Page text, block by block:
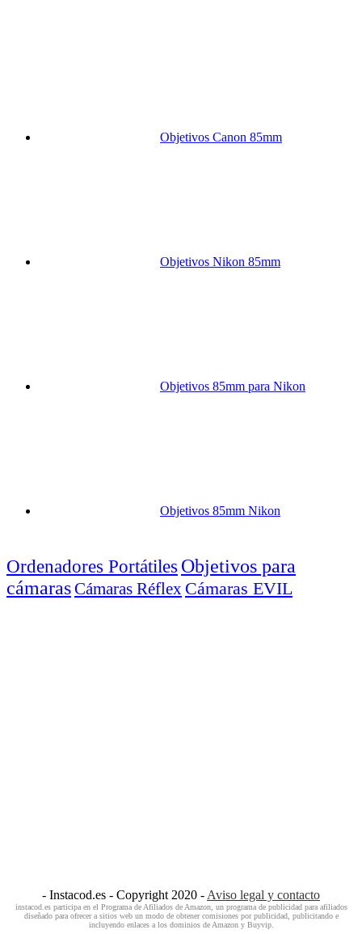
Objetivos Canon 85mm
Objetivos Nikon 85mm
Objetivos 85mm para Nikon
Objetivos 85mm Nikon
Ordenadores Portátiles Objetivos para
cámarasCámaras Réflex Cámaras EVIL
- Instacod.es - Copyright 2020 - Aviso legal y contacto
instacod.es participa en el Programa de Afiliados de Amazon, un programa de publicidad para afiliados
diseñado para ofrecer a sitios web un modo de obtener comisiones por publicidad, publicitando e
incluyendo enlaces a los dominios de Amazon y Buyvip.